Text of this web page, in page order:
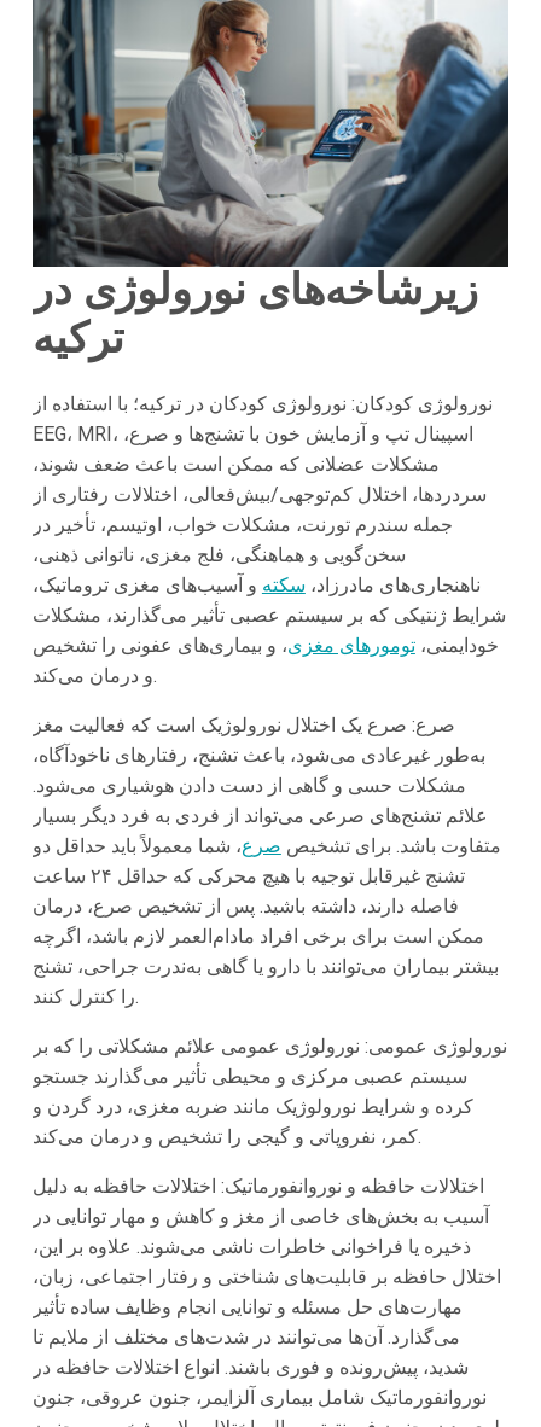
زیرشاخه‌های نورولوژی در
ترکیه
نورولوژی کودکان: نورولوژی کودکان در ترکیه؛ با استفاده از
EEG، MRI، اسپینال تپ و آزمایش خون با تشنج‌ها و صرع،
مشکلات عضلانی که ممکن است باعث ضعف شوند،
سردردها، اختلال کم‌توجهی/بیش‌فعالی، اختلالات رفتاری از
جمله سندرم تورنت، مشکلات خواب، اوتیسم، تأخیر در
سخن‌گویی و هماهنگی، فلج مغزی، ناتوانی ذهنی،
ناهنجاری‌های مادرزاد، سکته و آسیب‌های مغزی تروماتیک،
شرایط ژنتیکی که بر سیستم عصبی تأثیر می‌گذارند، مشکلات
خودایمنی،تومورهای مغزی، و بیماری‌های عفونی را تشخیص
و درمان می‌کند.
صرع: صرع یک اختلال نورولوژیک است که فعالیت مغز
به‌طور غیرعادی می‌شود، باعث تشنج، رفتارهای ناخودآگاه،
مشکلات حسی و گاهی از دست دادن هوشیاری می‌شود.
علائم تشنج‌های صرعی می‌تواند از فردی به فرد دیگر بسیار
متفاوت باشد. برای تشخیص صرع، شما معمولاً باید حداقل دو
تشنج غیرقابل توجیه با هیچ محرکی که حداقل ۲۴ ساعت
فاصله دارند، داشته باشید. پس از تشخیص صرع، درمان
ممکن است برای برخی افراد مادام‌العمر لازم باشد، اگرچه
بیشتر بیماران می‌توانند با دارو یا گاهی به‌ندرت جراحی، تشنج
را کنترل کنند.
نورولوژی عمومی: نورولوژی عمومی علائم مشکلاتی را که بر
سیستم عصبی مرکزی و محیطی تأثیر می‌گذارند جستجو
کرده و شرایط نورولوژیک مانند ضربه مغزی، درد گردن و
کمر، نفروپاتی و گیجی را تشخیص و درمان می‌کند.
اختلالات حافظه و نوروانفورماتیک: اختلالات حافظه به دلیل
آسیب به بخش‌های خاصی از مغز و کاهش و مهار توانایی در
ذخیره یا فراخوانی خاطرات ناشی می‌شوند. علاوه بر این،
اختلال حافظه بر قابلیت‌های شناختی و رفتار اجتماعی، زبان،
مهارت‌های حل مسئله و توانایی انجام وظایف ساده تأثیر
می‌گذارد. آن‌ها می‌توانند در شدت‌های مختلف از ملایم تا
شدید، پیش‌رونده و فوری باشند. انواع اختلالات حافظه در
نوروانفورماتیک شامل بیماری آلزایمر، جنون عروقی، جنون